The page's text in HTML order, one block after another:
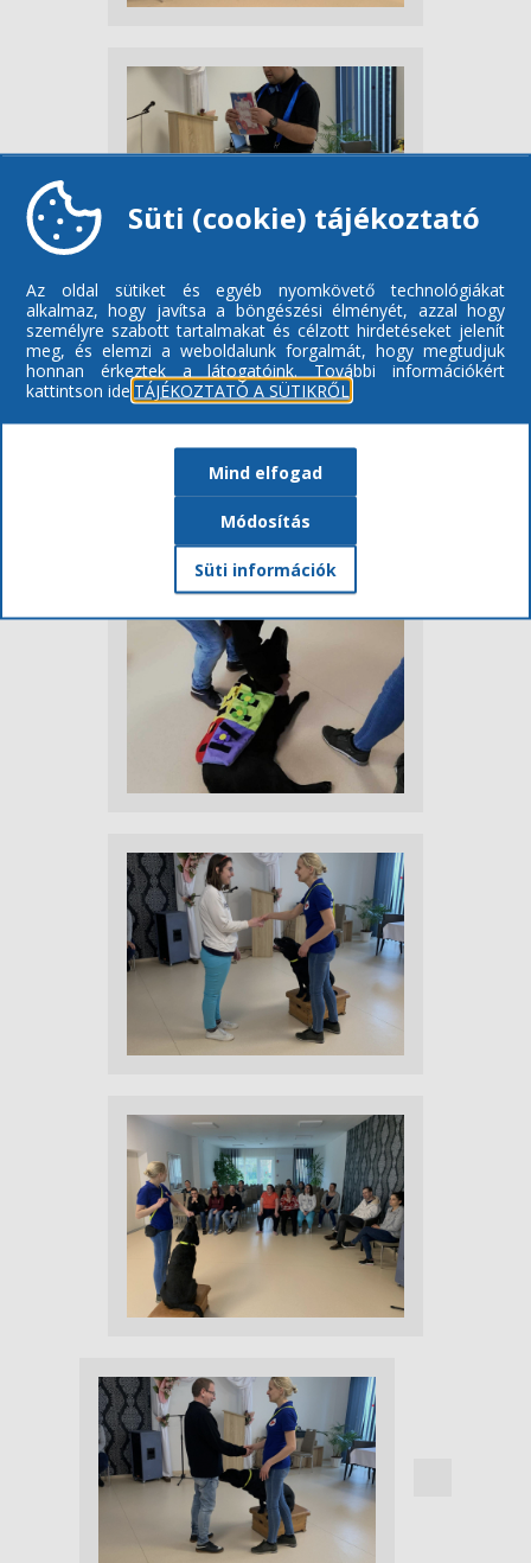
Süti (cookie) tájékoztató
Az oldal sütiket és egyéb nyomkövető technológiákat
alkalmaz, hogy javítsa a böngészési élményét, azzal hogy
személyre szabott tartalmakat és célzott hirdetéseket jelenít
meg, és elemzi a weboldalunk forgalmát, hogy megtudjuk
honnan érkeztek a látogatóink.
További információkért
kattintson ide:TÁJÉKOZTATÓ A SÜTIKRŐL
Mind elfogad
Módosítás
Süti információk